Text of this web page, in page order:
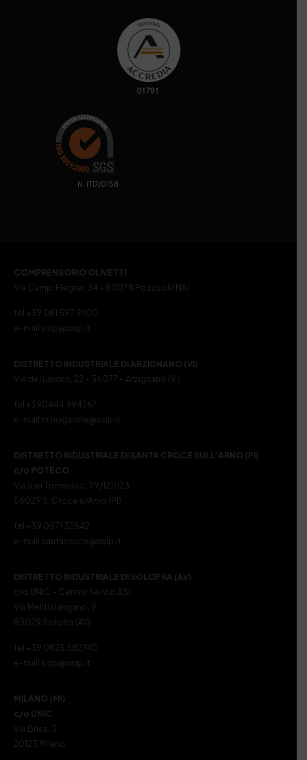
. N. IT17/0158
COMPRENSORIO OLIVETTI
Via Campi Flegrei, 34 – 80078 Pozzuoli (NA)
tel +39 081 597 91 00
e-mail ssip@ssip.it
DISTRETTO INDUSTRIALE DI ARZIGNANO (VI)
Via del Lavoro, 22 – 36077 – Arzignano (VI)
tel +390444 994267
e-mail m.nogarole@ssip.it
DISTRETTO INDUSTRIALE DI SANTA CROCE SULL’ARNO (PI)
c/o POTECO
Via San Tommaso, 119/121/123
56029 S. Croce s/Arno (PI)
tel +39 0571 32542
e-mail santacroce@ssip.it
DISTRETTO INDUSTRIALE DI SOLOFRA (AV)
c/o UNIC – Centro Servizi ASI
Via Melito Iangano, 9
83029 Solofra (AV)
tel +39 0825 582740
e-mail ssip@ssip.it
MILANO (MI)
c/o UNIC
Via Brisa, 3
20123 Milano